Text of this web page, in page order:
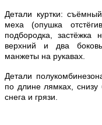
Детали куртки:
меха (опушка
подбородка,
верхний и два
манжеты на рукавах.
Детали
по длине лямках,
снега и грязи.